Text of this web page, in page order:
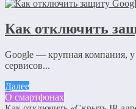
Как отключить
Google — крупная компания, у
сервисов...
Далее
О смартфонах